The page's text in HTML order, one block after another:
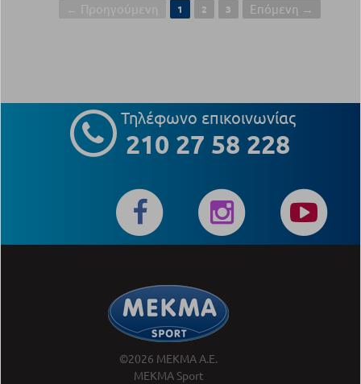
← Προηγούμενη 1 2 3 Επόμενη →
Τηλέφωνο επικοινωνίας
210 27 58 228
©2026 ΜΕΚΜΑ Α.Ε.
ΜΕΚΜΑ Sport